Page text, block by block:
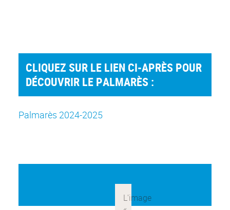
CLIQUEZ SUR LE LIEN CI-APRÈS POUR
DÉCOUVRIR LE PALMARÈS :
Palmarès 2024-2025